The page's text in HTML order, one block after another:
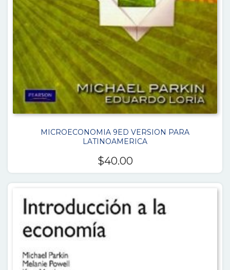
MICROECONOMIA 9ED VERSION PARA
LATINOAMERICA
$40.00